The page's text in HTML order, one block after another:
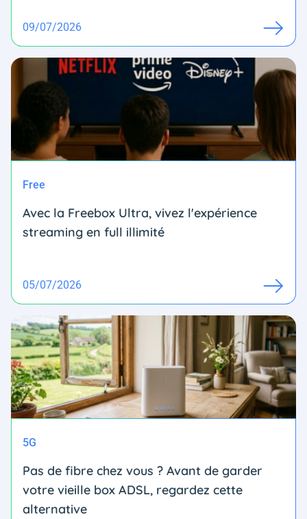
09/07/2026
Free
Avec la Freebox Ultra, vivez l'expérience
streaming en full illimité
05/07/2026
5G
Pas de fibre chez vous ? Avant de garder
votre vieille box ADSL, regardez cette
alternative